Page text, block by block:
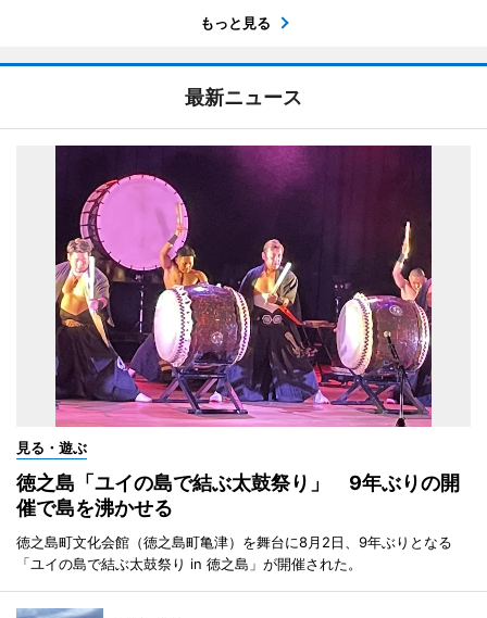
もっと見る
最新ニュース
見る・遊ぶ
徳之島「ユイの島で結ぶ太鼓祭り」 9年ぶりの開
催で島を沸かせる
徳之島町文化会館（徳之島町亀津）を舞台に8月2日、9年ぶりとなる
「ユイの島で結ぶ太鼓祭り in 徳之島」が開催された。